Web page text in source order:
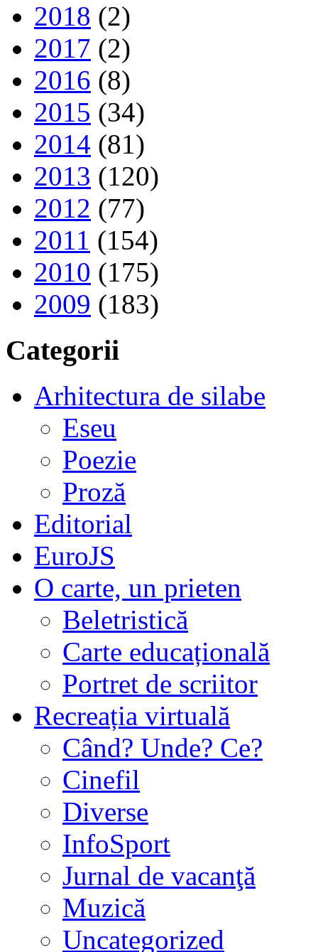
2018 (2)
2017 (2)
2016 (8)
2015 (34)
2014 (81)
2013 (120)
2012 (77)
2011 (154)
2010 (175)
2009 (183)
Categorii
Arhitectura de silabe
Eseu
Poezie
Proză
Editorial
EuroJS
O carte, un prieten
Beletristică
Carte educațională
Portret de scriitor
Recreația virtuală
Când? Unde? Ce?
Cinefil
Diverse
InfoSport
Jurnal de vacanţă
Muzică
Uncategorized